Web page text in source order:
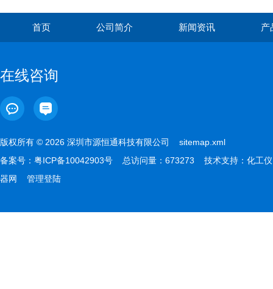
首页 公司简介 新闻资讯 产
在线咨询
版权所有 © 2026 深圳市源恒通科技有限公司 sitemap.xml
备案号： 粤ICP备10042903号 总访问量：673273 技术支持： 化工仪
器网
管理登陆